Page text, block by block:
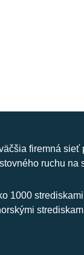
firemná sieť
ruchu na
1000